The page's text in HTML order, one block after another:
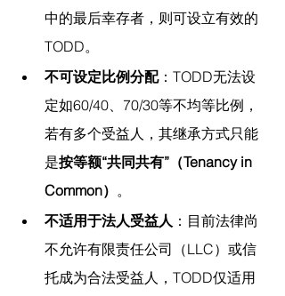
中的最后幸存者，则可设立有效的
TODD。
不可设定比例分配：TODD无法设
定如60/40、70/30等不均等比例，
若有多个受益人，其继承方式只能
是按等额“共同共有”（Tenancy in
Common） 。
不适用于法人受益人 ：目前法律尚
不允许有限责任公司（LLC）或信
托成为合法受益人，TODD仅适用